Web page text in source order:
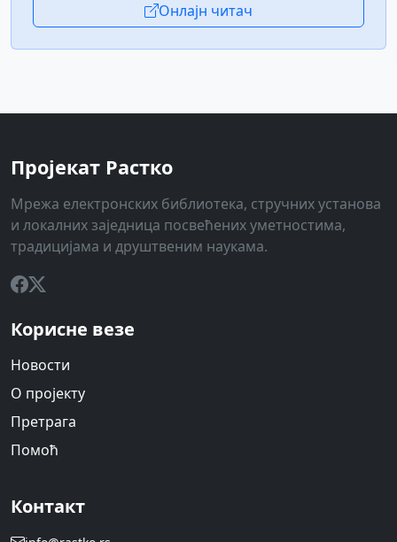
Онлајн читач
Пројекат Растко
Мрежа електронских библиотека, стручних установа
и локалних заједница посвећених уметностима,
традицијама и друштвеним наукама.
Корисне везе
Новости
О пројекту
Претрага
Помоћ
Контакт